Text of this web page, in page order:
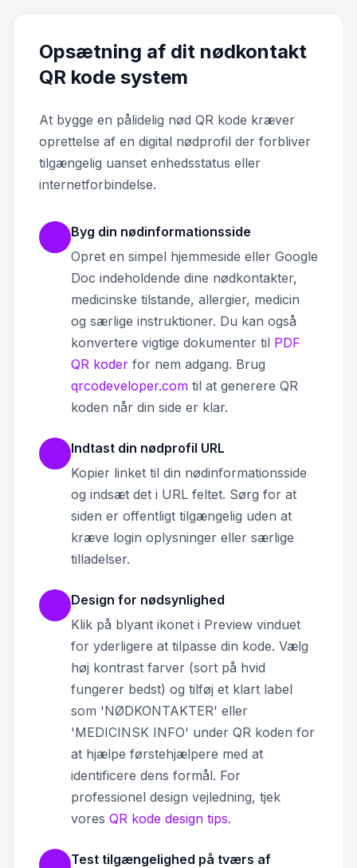
Opsætning af dit nødkontakt
QR kode system
At bygge en pålidelig nød QR kode kræver
oprettelse af en digital nødprofil der forbliver
tilgængelig uanset enhedsstatus eller
internetforbindelse.
Byg din nødinformationsside
Opret en simpel hjemmeside eller Google
Doc indeholdende dine nødkontakter,
medicinske tilstande, allergier, medicin
og særlige instruktioner. Du kan også
konvertere vigtige dokumenter til PDF
QR koder for nem adgang. Brug
qrcodeveloper.com til at generere QR
koden når din side er klar.
Indtast din nødprofil URL
Kopier linket til din nødinformationsside
og indsæt det i URL feltet. Sørg for at
siden er offentligt tilgængelig uden at
kræve login oplysninger eller særlige
tilladelser.
Design for nødsynlighed
Klik på blyant ikonet i Preview vinduet
for yderligere at tilpasse din kode. Vælg
høj kontrast farver (sort på hvid
fungerer bedst) og tilføj et klart label
som 'NØDKONTAKTER' eller
'MEDICINSK INFO' under QR koden for
at hjælpe førstehjælpere med at
identificere dens formål. For
professionel design vejledning, tjek
vores QR kode design tips.
Test tilgængelighed på tværs af